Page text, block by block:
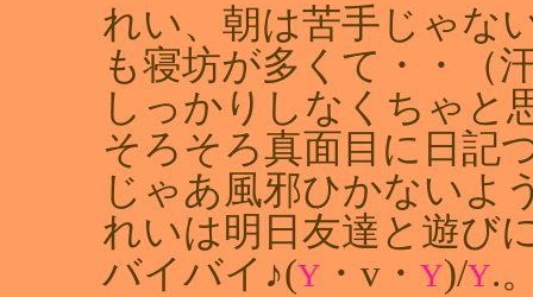
れい、朝は苦手じゃな
も寝坊が多くて・・（
しっかりしなくちゃと
そろそろ真面目に日記
じゃあ風邪ひかないよ
れいは明日友達と遊び
バイバイ♪(Y ・v・ Y)/Y.